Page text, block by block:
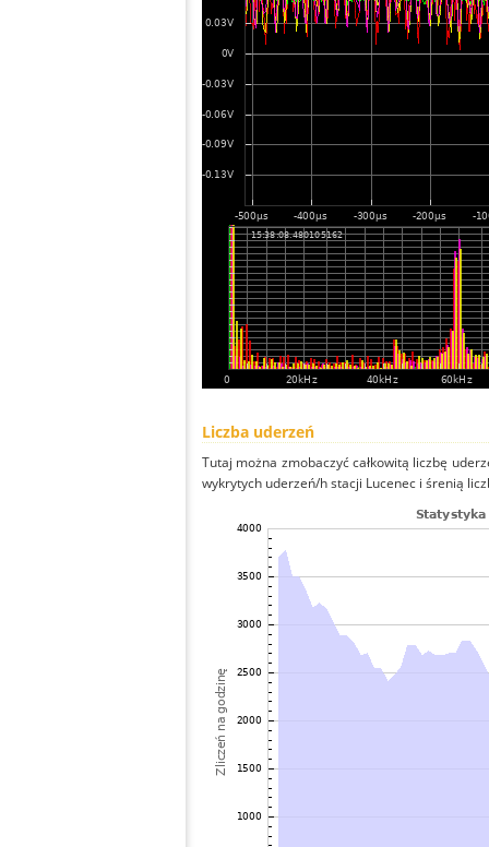
Liczba uderzeń
Tutaj można zmobaczyć całkowitą liczbę
wykrytych uderzeń/h stacji Lucenec i śrenią